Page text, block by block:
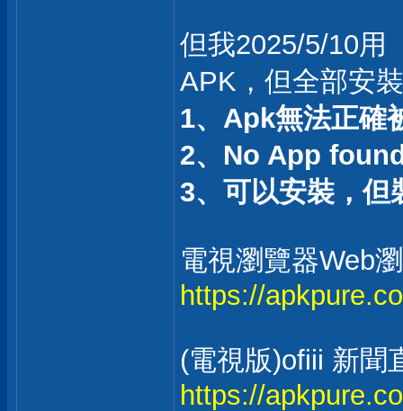
但我2025/5/10用
APK，但全部安
1、Apk無法正確
2、No App
3、可以安裝，但
電視瀏覽器Web
https://
(電視版)ofiii 新聞
https://